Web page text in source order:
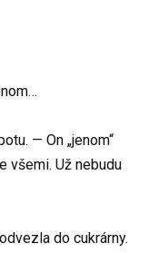
— On „jenom“
všemi. Už nebudu
do cukrárny.